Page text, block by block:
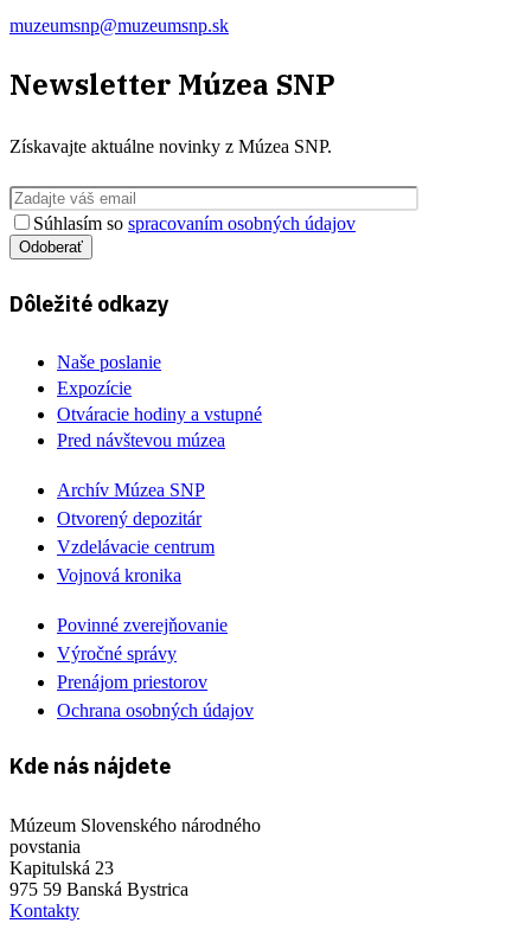
muzeumsnp@muzeumsnp.sk
Newsletter Múzea SNP
Získavajte aktuálne novinky z Múzea SNP.
Súhlasím so spracovaním osobných údajov
Odoberať
Dôležité odkazy
Naše poslanie
Expozície
Otváracie hodiny a vstupné
Pred návštevou múzea
Archív Múzea SNP
Otvorený depozitár
Vzdelávacie centrum
Vojnová kronika
Povinné zverejňovanie
Výročné správy
Prenájom priestorov
Ochrana osobných údajov
Kde nás nájdete
Múzeum Slovenského národného
povstania
Kapitulská 23
975 59 Banská Bystrica
Kontakty